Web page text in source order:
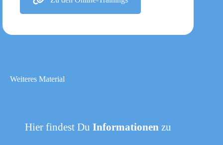
Weiteres Material
Hier findest DuInformationen zu